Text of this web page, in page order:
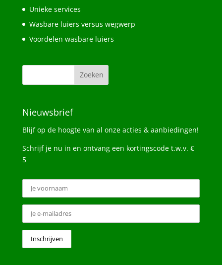
Unieke services
Wasbare luiers versus wegwerp
Voordelen wasbare luiers
Nieuwsbrief
Blijf op de hoogte van al onze acties & aanbiedingen!
Schrijf je nu in en ontvang een kortingscode t.w.v. €
5